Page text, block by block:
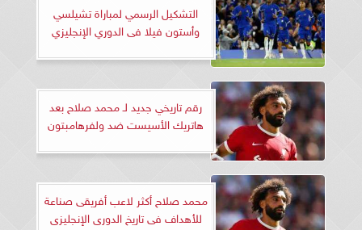
التشكيل الرسمي لمباراة تشيلسي
وأستون فيلا فى الدوري الإنجليزي
رقم تاريخي جديد لـ محمد صلاح بعد
هاتريك الأسيست ضد ولفرهامبتون
محمد صلاح أكثر لاعب أفريقى صناعة
للأهداف فى تاريخ الدورى الإنجليزى